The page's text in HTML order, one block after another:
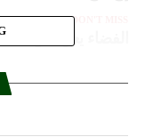
DON'T MISS
الفضاء يعود من